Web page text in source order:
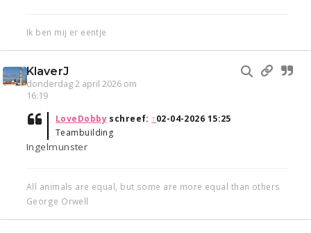
Ik ben mij er eentje
KlaverJ
donderdag 2 april 2026 om
16:19
LoveDobbyschreef: ↑02-04-2026 15:25
Teambuilding
Ingelmunster
All animals are equal, but some are more equal than others
George Orwell